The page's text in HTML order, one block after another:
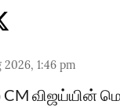
2026, 1:46 pm
விஜய்யின்